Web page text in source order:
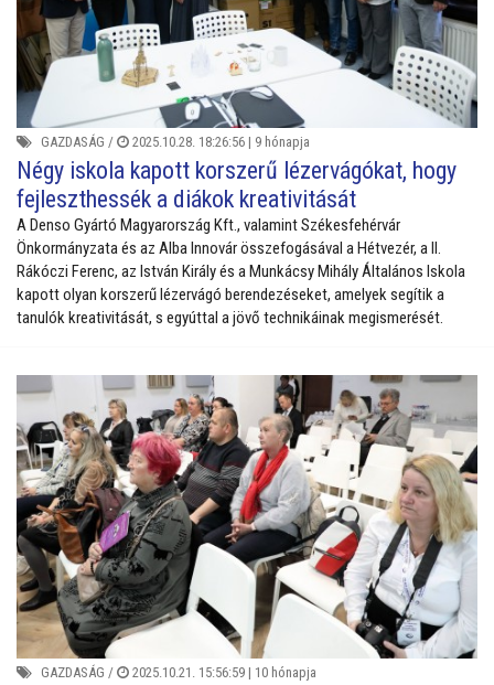
GAZDASÁG / 2025.10.28. 18:26:56 | 9 hónapja
Négy iskola kapott korszerű lézervágókat, hogy
fejleszthessék a diákok kreativitását
A Denso Gyártó Magyarország Kft., valamint Székesfehérvár
Önkormányzata és az Alba Innovár összefogásával a Hétvezér, a II.
Rákóczi Ferenc, az István Király és a Munkácsy Mihály Általános Iskola
kapott olyan korszerű lézervágó berendezéseket, amelyek segítik a
tanulók kreativitását, s egyúttal a jövő technikáinak megismerését.
GAZDASÁG / 2025.10.21. 15:56:59 | 10 hónapja